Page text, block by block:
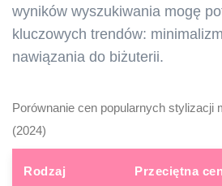
wyników wyszukiwania mogę
kluczowych trendów:
nawiązania do biżuterii.
Porównanie cen popularnych stylizacji
(2024)
Rodzaj
Przeciętna